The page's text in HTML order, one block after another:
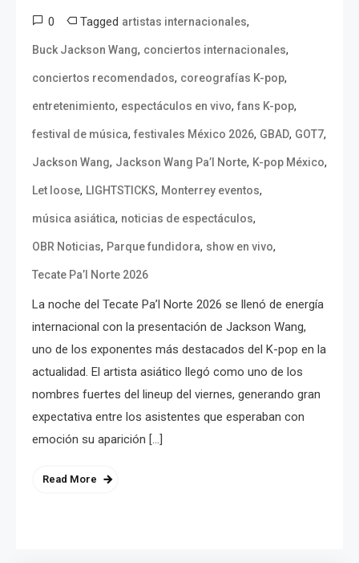
0 Tagged artistas internacionales,
Buck Jackson Wang, conciertos internacionales,
conciertos recomendados, coreografías K-pop,
entretenimiento, espectáculos en vivo, fans K-pop,
festival de música, festivales México 2026, GBAD, GOT7,
Jackson Wang, Jackson Wang Pa’l Norte, K-pop México,
Let loose, LIGHTSTICKS, Monterrey eventos,
música asiática, noticias de espectáculos,
OBR Noticias, Parque fundidora, show en vivo,
Tecate Pa’l Norte 2026
La noche del Tecate Pa’l Norte 2026 se llenó de energía
internacional con la presentación de Jackson Wang,
uno de los exponentes más destacados del K-pop en la
actualidad. El artista asiático llegó como uno de los
nombres fuertes del lineup del viernes, generando gran
expectativa entre los asistentes que esperaban con
emoción su aparición […]
Read More